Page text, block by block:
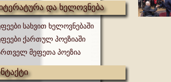
და ხელოვნება
სახვით ხელოვნებაში
ქართულ პოეზიაში
მეფეთა პოეზია